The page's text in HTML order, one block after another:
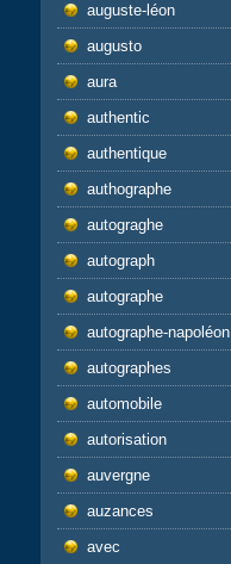
auguste-léon
augusto
aura
authentic
authentique
authographe
autograghe
autograph
autographe
autographe-napoléon
autographes
automobile
autorisation
auvergne
auzances
avec